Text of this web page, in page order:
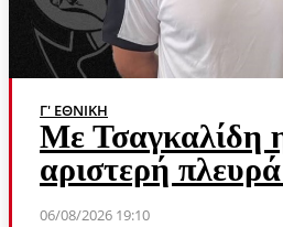
Γ' ΕΘΝΙΚΉ
Με Τσαγκαλίδη
αριστερή
06/08/2026 19:10